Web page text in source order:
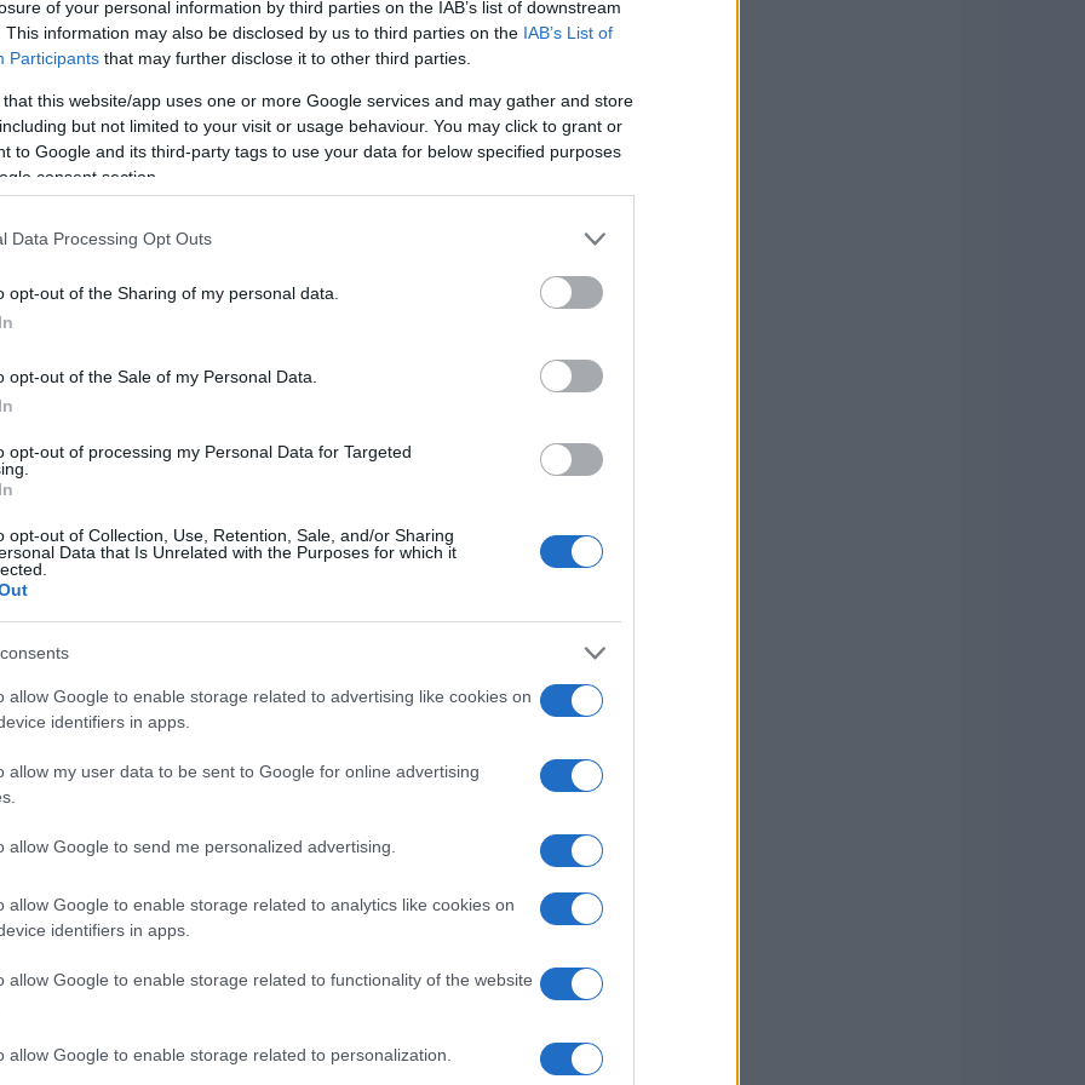
of your personal information by third parties on the IAB’s list of downstream
This information may also be disclosed by us to third parties on the IAB’s List of
Participants that may further disclose it to other third parties.
that this website/app uses one or more Google services and may gather and store
but not limited to your visit or usage behaviour. You may click to grant or
to Google and its third-party tags to use your data for below specified purposes
consent section.
Data Processing Opt Outs
opt-out of the Sharing of my personal data.
opt-out of the Sale of my Personal Data.
opt-out of processing my Personal Data for Targeted
opt-out of Collection, Use, Retention, Sale, and/or Sharing
Data that Is Unrelated with the Purposes for which it
allow Google to enable storage related to advertising like cookies on
identifiers in apps.
allow my user data to be sent to Google for online advertising
allow Google to send me personalized advertising.
allow Google to enable storage related to analytics like cookies on
identifiers in apps.
allow Google to enable storage related to functionality of the website
allow Google to enable storage related to personalization.
e priorità degli operatori
di quartieri fieristici e organizzatori mette
hanno allocato risorse su almeno due ambiti
lista c’è la
precedente, a testimonianza di una
per la gestione deglieventi, piattaforme di
Seguono lo sviluppo di nuovi prodotti
degli eventi, con
dal 46% degli operatori. Sul fronte della
in iniziative di sostenibilità ambientale
l’
questi dati come la conferma di un percorso
la competitività internazionale delle
si inserisce l’attenzione verso l’Africa, vista